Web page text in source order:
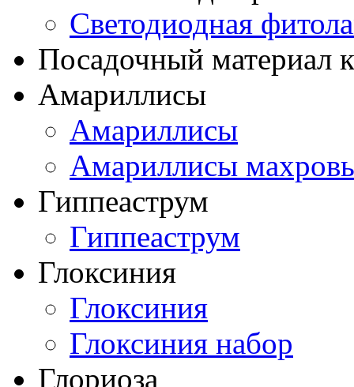
Светодиодная
Посадочный материал
Амариллисы
Амариллисы
Амариллисы
Гиппеаструм
Гиппеаструм
Глоксиния
Глоксиния
Глоксиния набор
Глориоза